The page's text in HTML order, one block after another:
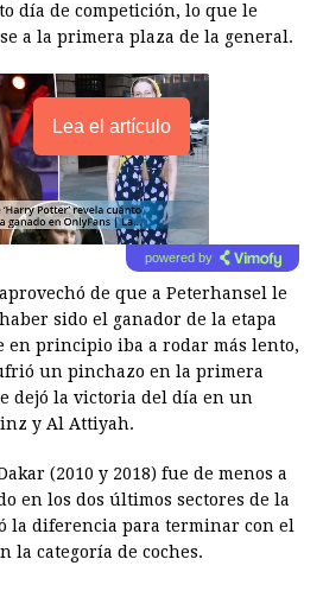
día de competición, lo que le
a la primera plaza de la general.
Lea el artículo
powered by
de que a Peterhansel le
sido el ganador de la etapa
en principio iba a rodar más lento,
un pinchazo en la primera
dejó la victoria del día en un
y Al Attiyah.
(2010 y 2018) fue de menos a
en los dos últimos sectores de la
la diferencia para terminar con el
la categoría de coches.